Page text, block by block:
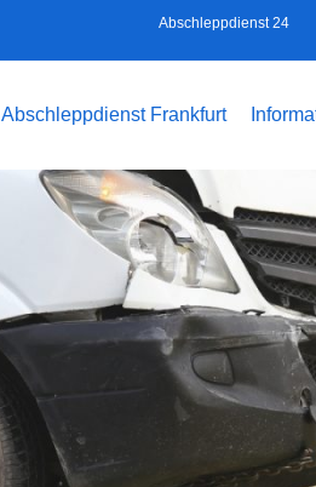
Abschleppdienst 24
Abschleppdienst Frankfurt